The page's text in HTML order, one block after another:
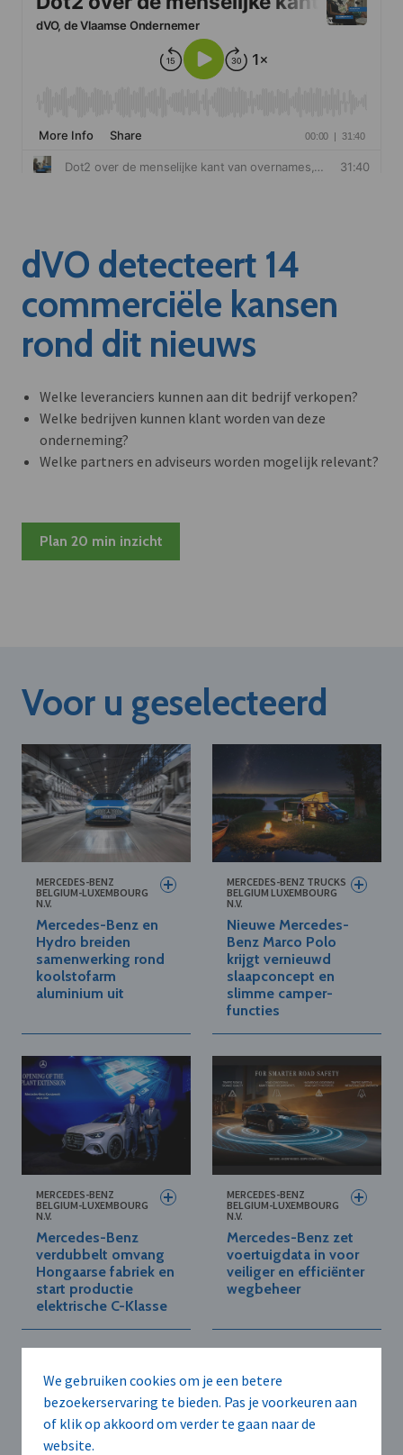
We gebruiken cookies om je een betere
bezoekerservaring te bieden. Pas je voorkeuren aan
of klik op akkoord om verder te gaan naar de
website.
dVO detecteert 14
commerciële kansen
rond dit nieuws
Welke leveranciers kunnen aan dit bedrijf verkopen?
Welke bedrijven kunnen klant worden van deze
onderneming?
Welke partners en adviseurs worden mogelijk relevant?
Plan 20 min inzicht
Voor u geselecteerd
MERCEDES-BENZ
BELGIUM-LUXEMBOURG
N.V.
Mercedes-Benz en
Hydro breiden
samenwerking rond
koolstofarm
aluminium uit
MERCEDES-BENZ TRUCKS
BELGIUM LUXEMBOURG
N.V.
Nieuwe Mercedes-
Benz Marco Polo
krijgt vernieuwd
slaapconcept en
slimme camper-
functies
MERCEDES-BENZ
BELGIUM-LUXEMBOURG
N.V.
Mercedes-Benz
verdubbelt omvang
Hongaarse fabriek en
start productie
elektrische C-Klasse
MERCEDES-BENZ
BELGIUM-LUXEMBOURG
N.V.
Mercedes-Benz zet
voertuigdata in voor
veiliger en efficiënter
wegbeheer